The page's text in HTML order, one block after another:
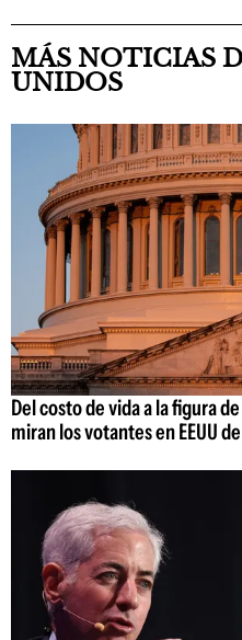
MÁS NOTICIAS
UNIDOS
Del costo de vida a la figura
miran los votantes en EEUU